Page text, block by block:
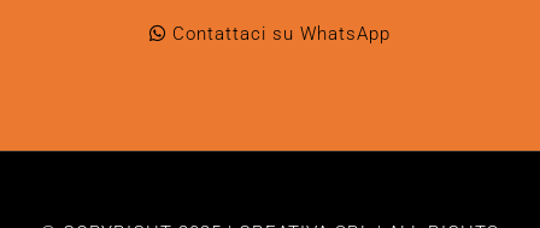
Contattaci su WhatsApp